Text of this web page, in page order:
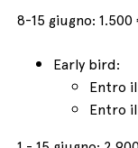
8-15 giugno: 1.500
Early bird:
Entro
Entro